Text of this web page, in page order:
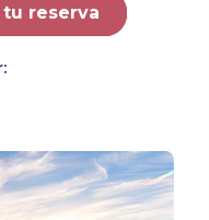
reserva